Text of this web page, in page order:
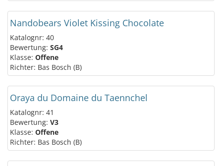
Nandobears Violet Kissing Chocolate
Katalognr: 40
Bewertung: SG4
Klasse: Offene
Richter: Bas Bosch (B)
Oraya du Domaine du Taennchel
Katalognr: 41
Bewertung: V3
Klasse: Offene
Richter: Bas Bosch (B)